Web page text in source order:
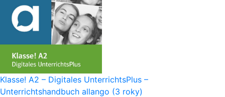
Klasse! A2 – Digitales UnterrichtsPlus –
Unterrichtshandbuch allango (3 roky)